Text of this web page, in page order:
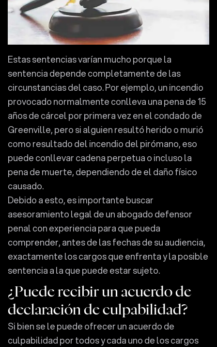
Estas sentencias varían mucho porque la
sentencia depende completamente de las
circunstancias del caso. Por ejemplo, un incendio
provocado normalmente conlleva una pena de 15
años de cárcel por primera vez en el condado de
Greenville, pero si alguien resultó herido o murió
como resultado del incendio del pirómano, eso
puede conllevar cadena perpetua o incluso la
pena de muerte, dependiendo de el daño físico
causado.
Debido a esto, es importante buscar
asesoramiento legal de un abogado defensor
penal con experiencia para que pueda
comprender, antes de las fechas de su audiencia,
exactamente los cargos que enfrenta y la posible
sentencia a la que puede estar sujeto.
¿Puede recibir un acuerdo de
declaración de culpabilidad?
Si bien se le puede ofrecer un acuerdo de
culpabilidad por todos y cada uno de los cargos